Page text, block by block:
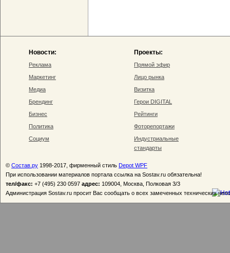
Новости:
Реклама
Маркетинг
Медиа
Брендинг
Бизнес
Политика
Социум
Проекты:
Прямой эфир
Лицо рынка
Визитка
Герои DIGITAL
Рейтинги
Фоторепортажи
Индустриальные
стандарты
© Состав.ру 1998-2017, фирменный стиль Depot WPF
При использовании материалов портала ссылка на Sostav.ru обязательна!
тел/факс: +7 (495) 230 0597 адрес: 109004, Москва, Полковая 3/3
Администрация Sostav.ru просит Вас сообщать о всех замеченных технических